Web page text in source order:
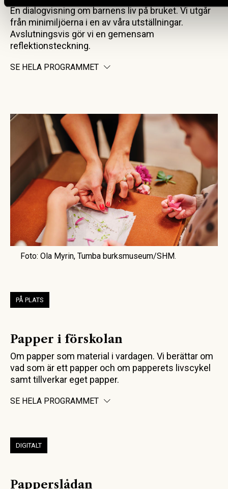
En dialogvisning om barnens liv på bruket. Vi utgår
från minimiljöerna i en av våra utställningar.
Avslutningsvis gör vi en gemensam
reflektionsteckning.
SE HELA PROGRAMMET
Foto: Ola Myrin, Tumba burksmuseum/SHM.
PÅ PLATS
Papper i förskolan
Om papper som material i vardagen. Vi berättar om
vad som är ett papper och om papperets livscykel
samt tillverkar eget papper.
SE HELA PROGRAMMET
DIGITALT
Papperslådan